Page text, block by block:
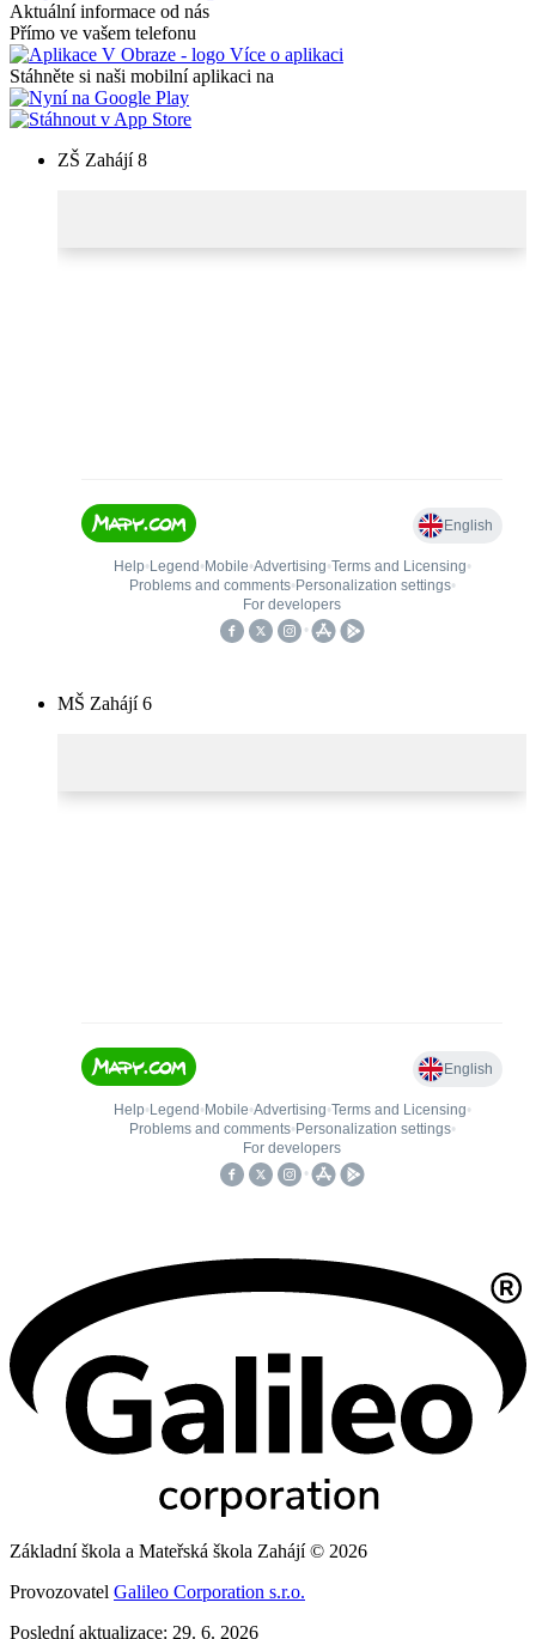
Aktuální informace od nás
Přímo ve vašem telefonu
Více o aplikaci
Stáhněte si naši mobilní aplikaci na
ZŠ Zahájí 8
MŠ Zahájí 6
Základní škola a Mateřská škola Zahájí © 2026
Provozovatel Galileo Corporation s.r.o.
Poslední aktualizace: 29. 6. 2026